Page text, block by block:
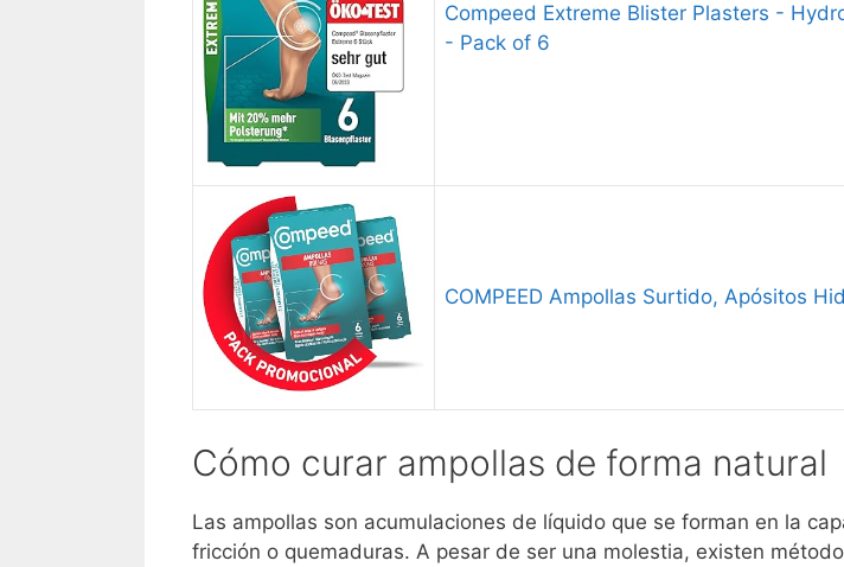
Compeed Extreme Blister Plasters -
- Pack of 6
COMPEED Ampollas Surtido, Apósitos
Cómo curar ampollas de forma natural
Las ampollas son acumulaciones de líquido que se forman en la
fricción o quemaduras. A pesar de ser una molestia, existen